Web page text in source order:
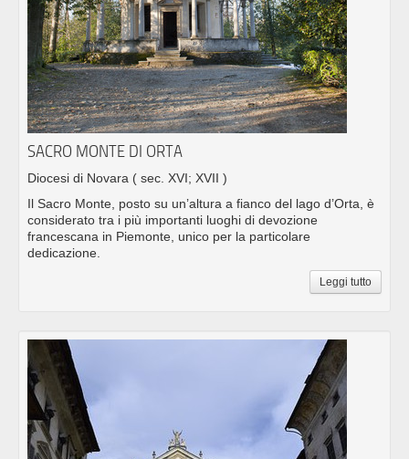
SACRO MONTE DI ORTA
Diocesi di Novara ( sec. XVI; XVII )
Il Sacro Monte, posto su un’altura a fianco del lago d’Orta, è
considerato tra i più importanti luoghi di devozione
francescana in Piemonte, unico per la particolare
dedicazione.
Leggi tutto